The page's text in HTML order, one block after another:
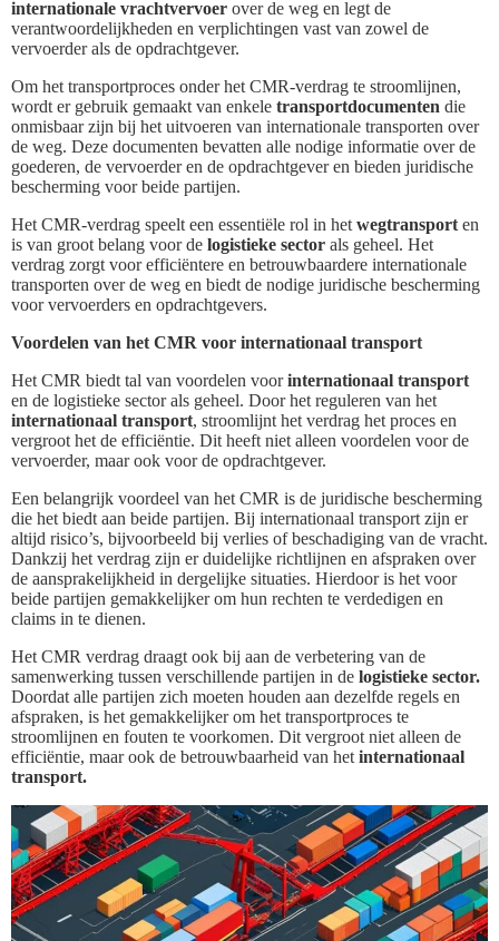
internationale vrachtvervoer over de weg en legt de
verantwoordelijkheden en verplichtingen vast van zowel de
vervoerder als de opdrachtgever.
Om het transportproces onder het CMR-verdrag te stroomlijnen,
wordt er gebruik gemaakt van enkele transportdocumenten die
onmisbaar zijn bij het uitvoeren van internationale transporten over
de weg. Deze documenten bevatten alle nodige informatie over de
goederen, de vervoerder en de opdrachtgever en bieden juridische
bescherming voor beide partijen.
Het CMR-verdrag speelt een essentiële rol in het wegtransport en
is van groot belang voor de logistieke sector als geheel. Het
verdrag zorgt voor efficiëntere en betrouwbaardere internationale
transporten over de weg en biedt de nodige juridische bescherming
voor vervoerders en opdrachtgevers.
Voordelen van het CMR voor internationaal transport
Het CMR biedt tal van voordelen voorinternationaal transport
en de logistieke sector als geheel. Door het reguleren van het
internationaal transport, stroomlijnt het verdrag het proces en
vergroot het de efficiëntie. Dit heeft niet alleen voordelen voor de
vervoerder, maar ook voor de opdrachtgever.
Een belangrijk voordeel van het CMR is de juridische bescherming
die het biedt aan beide partijen. Bij internationaal transport zijn er
altijd risico’s, bijvoorbeeld bij verlies of beschadiging van de vracht.
Dankzij het verdrag zijn er duidelijke richtlijnen en afspraken over
de aansprakelijkheid in dergelijke situaties. Hierdoor is het voor
beide partijen gemakkelijker om hun rechten te verdedigen en
claims in te dienen.
Het CMR verdrag draagt ook bij aan de verbetering van de
samenwerking tussen verschillende partijen in de logistieke sector.
Doordat alle partijen zich moeten houden aan dezelfde regels en
afspraken, is het gemakkelijker om het transportproces te
stroomlijnen en fouten te voorkomen. Dit vergroot niet alleen de
efficiëntie, maar ook de betrouwbaarheid van het internationaal
transport.